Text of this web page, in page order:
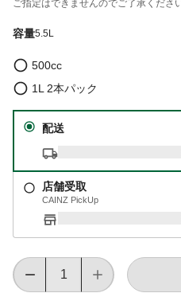
ご指定はできませんのでご了承ください
容量5.5L
500cc
1L 2本パック
配送
店舗受取
CAINZ PickUp